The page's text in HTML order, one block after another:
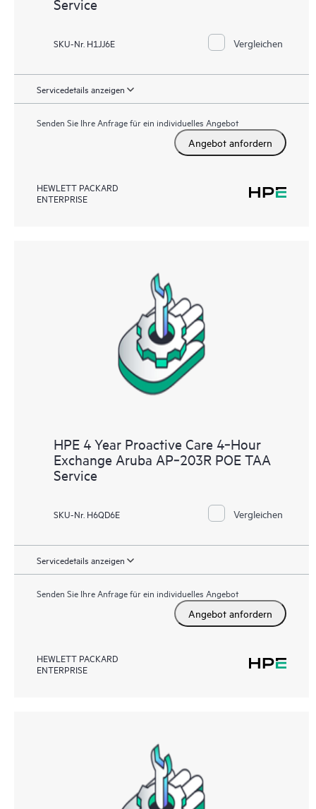
Service
SKU-Nr. H1JJ6E Vergleichen
Servicedetails anzeigen
Senden Sie Ihre Anfrage für ein individuelles Angebot
Angebot anfordern
HEWLETT PACKARD
ENTERPRISE
HPE 4 Year Proactive Care 4‑Hour
Exchange Aruba AP‑203R POE TAA
Service
SKU-Nr. H6QD6E Vergleichen
Servicedetails anzeigen
Senden Sie Ihre Anfrage für ein individuelles Angebot
Angebot anfordern
HEWLETT PACKARD
ENTERPRISE